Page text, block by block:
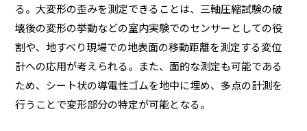
る。大変形の歪みを測定できることは、三軸圧縮試験の破
壊後の変形の挙動などの室内実験でのセンサーとしての役
割や、地すべり現場での地表面の移動距離を測定する変位
計への応用が考えられる。また、面的な測定も可能である
ため、シート状の導電性ゴムを地中に埋め、多点の計測を
行うことで変形部分の特定が可能となる。